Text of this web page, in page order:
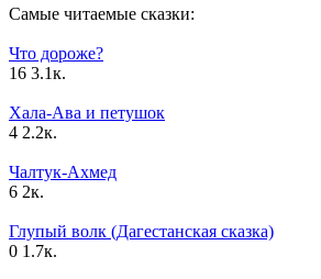
Самые читаемые сказки:
Что дороже?
16 3.1к.
Хала-Ава и петушок
4 2.2к.
Чалтук-Ахмед
6 2к.
Глупый волк (Дагестанская сказка)
0 1.7к.